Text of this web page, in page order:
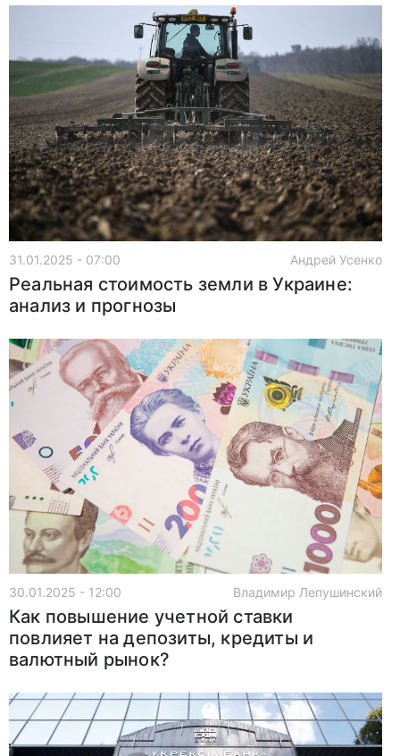
31.01.2025 - 07:00 Андрей Усенко
Реальная стоимость земли в Украине:
анализ и прогнозы
30.01.2025 - 12:00 Владимир Лепушинский
Как повышение учетной ставки
повлияет на депозиты, кредиты и
валютный рынок?